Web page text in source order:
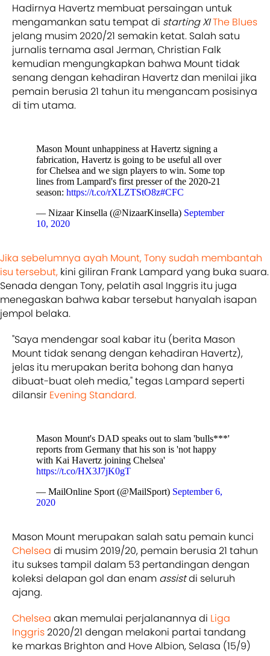
Hadirnya Havertz membuat persaingan untuk
mengamankan satu tempat di starting XIThe Blues
jelang musim 2020/21 semakin ketat. Salah satu
jurnalis ternama asal Jerman, Christian Falk
kemudian mengungkapkan bahwa Mount tidak
senang dengan kehadiran Havertz dan menilai jika
pemain berusia 21 tahun itu mengancam posisinya
di tim utama.
Mason Mount unhappiness at Havertz signing a
fabrication, Havertz is going to be useful all over
for Chelsea and we sign players to win. Some top
lines from Lampard's first presser of the 2020-21
season: https://t.co/rXLZTStO8z#CFC
— Nizaar Kinsella (@NizaarKinsella) September
10, 2020
Jika sebelumnya ayah Mount, Tony sudah membantah
isu tersebut, kini giliran Frank Lampard yang buka suara.
Senada dengan Tony, pelatih asal Inggris itu juga
menegaskan bahwa kabar tersebut hanyalah isapan
jempol belaka.
"Saya mendengar soal kabar itu (berita Mason
Mount tidak senang dengan kehadiran Havertz),
jelas itu merupakan berita bohong dan hanya
dibuat-buat oleh media," tegas Lampard seperti
dilansir Evening Standard.
Mason Mount's DAD speaks out to slam 'bulls***'
reports from Germany that his son is 'not happy
with Kai Havertz joining Chelsea'
https://t.co/HX3J7jK0gT
— MailOnline Sport (@MailSport) September 6,
2020
Mason Mount merupakan salah satu pemain kunci
Chelsea di musim 2019/20, pemain berusia 21 tahun
itu sukses tampil dalam 53 pertandingan dengan
koleksi delapan gol dan enam assistdi seluruh
ajang.
Chelsea akan memulai perjalanannya di Liga
Inggris2020/21 dengan melakoni partai tandang
ke markas Brighton and Hove Albion, Selasa (15/9)